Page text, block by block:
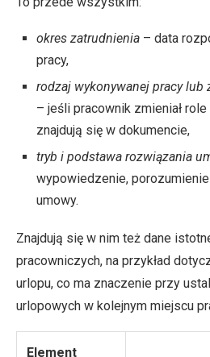
okres zatrudnienia – data
pracy,
rodzaj wykonywanej pracy
– jeśli pracownik zmieniał
znajdują się w dokumencie,
tryb i podstawa rozwiązania
wypowiedzenie,
umowy.
Znajdują się w nim też dane
pracowniczych, na przykład
urlopu, co ma znaczenie przy
urlopowych w kolejnym miejscu
Element